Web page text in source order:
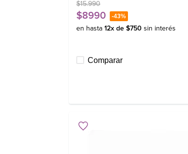
$15.990
$8990 -43%
en hasta 12x de $750 sin interés
Comparar